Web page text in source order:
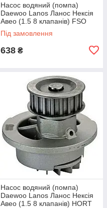
Насос водяний (помпа)
Daewoo Lanos Ланос Нексія
Авео (1.5 8 клапанів) FSO
Під замовлення
638 ₴
Насос водяний (помпа)
Daewoo Lanos Ланос Нексія
Авео (1.5 8 клапанів) HORT